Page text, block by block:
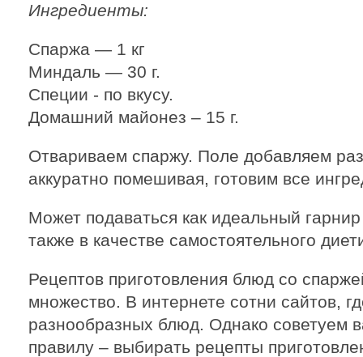
Ингредиенты:
Спаржа — 1 кг
Миндаль — 30 г.
Специи - по вкусу.
Домашний майонез – 15 г.
Отвариваем спаржу. Поле добавляем
аккуратно помешивая, готовим все
Может подаваться как идеальный
также в качестве самостоятельного
Рецептов приготовления блюд со
множество. В интернете сотни сайтов,
разнообразных блюд. Однако советуем
правилу – выбирать рецепты